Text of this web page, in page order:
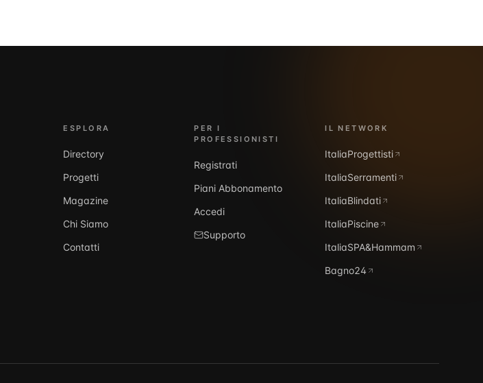
ESPLORA
Directory
Progetti
Magazine
Chi Siamo
Contatti
PER I
PROFESSIONISTI
Registrati
Piani Abbonamento
Accedi
Supporto
IL NETWORK
ItaliaProgettisti
ItaliaSerramenti
ItaliaBlindati
ItaliaPiscine
ItaliaSPA&Hammam
Bagno24